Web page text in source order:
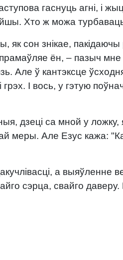
гаснуць агні, і
Хто ж можа турбаваць
сон знікае,
ён, – пазыч
Але ў кантэксце
І вось, у гэтую
дзеці са мной у
меры. Але Езус кажа:
а выяўленне
сэрца, свайго